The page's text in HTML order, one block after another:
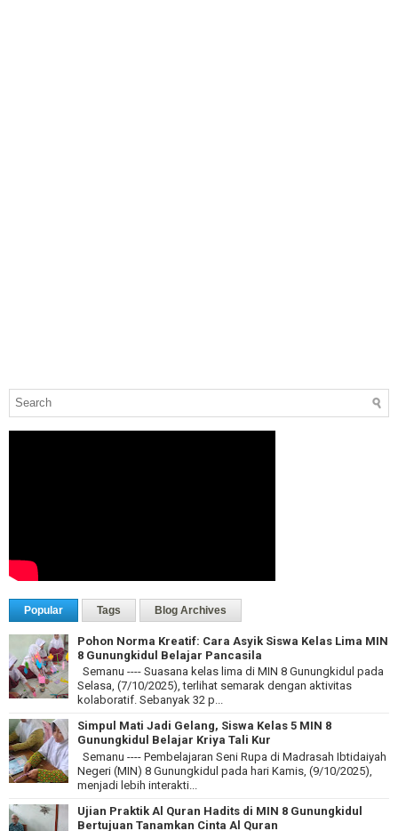
Popular Tags Blog Archives
Pohon Norma Kreatif: Cara Asyik Siswa Kelas Lima MIN
8 Gunungkidul Belajar Pancasila
Semanu ---- Suasana kelas lima di MIN 8 Gunungkidul pada
Selasa, (7/10/2025), terlihat semarak dengan aktivitas
kolaboratif. Sebanyak 32 p...
Simpul Mati Jadi Gelang, Siswa Kelas 5 MIN 8
Gunungkidul Belajar Kriya Tali Kur
Semanu ---- Pembelajaran Seni Rupa di Madrasah Ibtidaiyah
Negeri (MIN) 8 Gunungkidul pada hari Kamis, (9/10/2025),
menjadi lebih interakti...
Ujian Praktik Al Quran Hadits di MIN 8 Gunungkidul
Bertujuan Tanamkan Cinta Al Quran